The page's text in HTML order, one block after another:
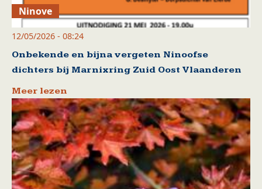
Ninove
12/05/2026 - 08:24
Onbekende en bijna vergeten Ninoofse
dichters bij Marnixring Zuid Oost Vlaanderen
Meer lezen